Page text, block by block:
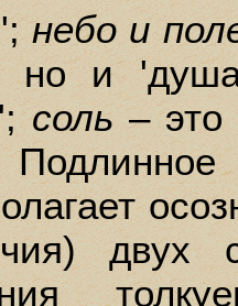
небо и
но и
соль – это
Подлинное
двух